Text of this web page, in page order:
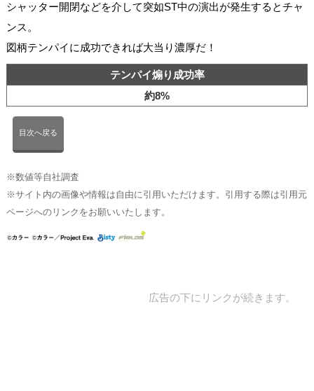
シャッター開閉などを介して突如ST中の演出が発生するとチャ
ンス。
図柄テンパイに成功できれば大当り濃厚だ！
テンパイ煽り成功率
約8%
目次へ戻る
※数値等自社調査
※サイト内の画像や情報は自由に引用いただけます。引用する際は引用元
ページへのリンクをお願いいたします。
広告の下にリンクが続きます。